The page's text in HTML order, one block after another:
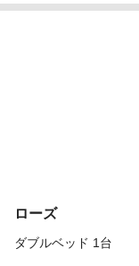
ローズ
ダブルベッド 1台